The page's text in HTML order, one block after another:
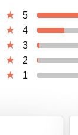
5
4
3
2
1